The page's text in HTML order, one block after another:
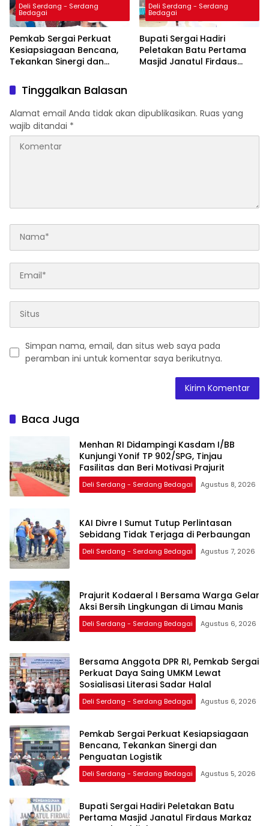
Deli Serdang - Serdang
Bedagai
Pemkab Sergai Perkuat
Kesiapsiagaan Bencana,
Tekankan Sinergi dan
Deli Serdang - Serdang
Bedagai
Bupati Sergai Hadiri
Peletakan Batu Pertama
Masjid Janatul Firdaus
Tinggalkan Balasan
Alamat email Anda tidak akan dipublikasikan. Ruas yang
wajib ditandai *
Simpan nama, email, dan situs web saya pada
peramban ini untuk komentar saya berikutnya.
Baca Juga
Menhan RI Didampingi Kasdam I/BB
Kunjungi Yonif TP 902/SPG, Tinjau
Fasilitas dan Beri Motivasi Prajurit
Deli Serdang - Serdang Bedagai Agustus 8, 2026
KAI Divre I Sumut Tutup Perlintasan
Sebidang Tidak Terjaga di Perbaungan
Deli Serdang - Serdang Bedagai Agustus 7, 2026
Prajurit Kodaeral I Bersama Warga Gelar
Aksi Bersih Lingkungan di Limau Manis
Deli Serdang - Serdang Bedagai Agustus 6, 2026
Bersama Anggota DPR RI, Pemkab Sergai
Perkuat Daya Saing UMKM Lewat
Sosialisasi Literasi Sadar Halal
Deli Serdang - Serdang Bedagai Agustus 6, 2026
Pemkab Sergai Perkuat Kesiapsiagaan
Bencana, Tekankan Sinergi dan
Penguatan Logistik
Deli Serdang - Serdang Bedagai Agustus 5, 2026
Bupati Sergai Hadiri Peletakan Batu
Pertama Masjid Janatul Firdaus Markaz